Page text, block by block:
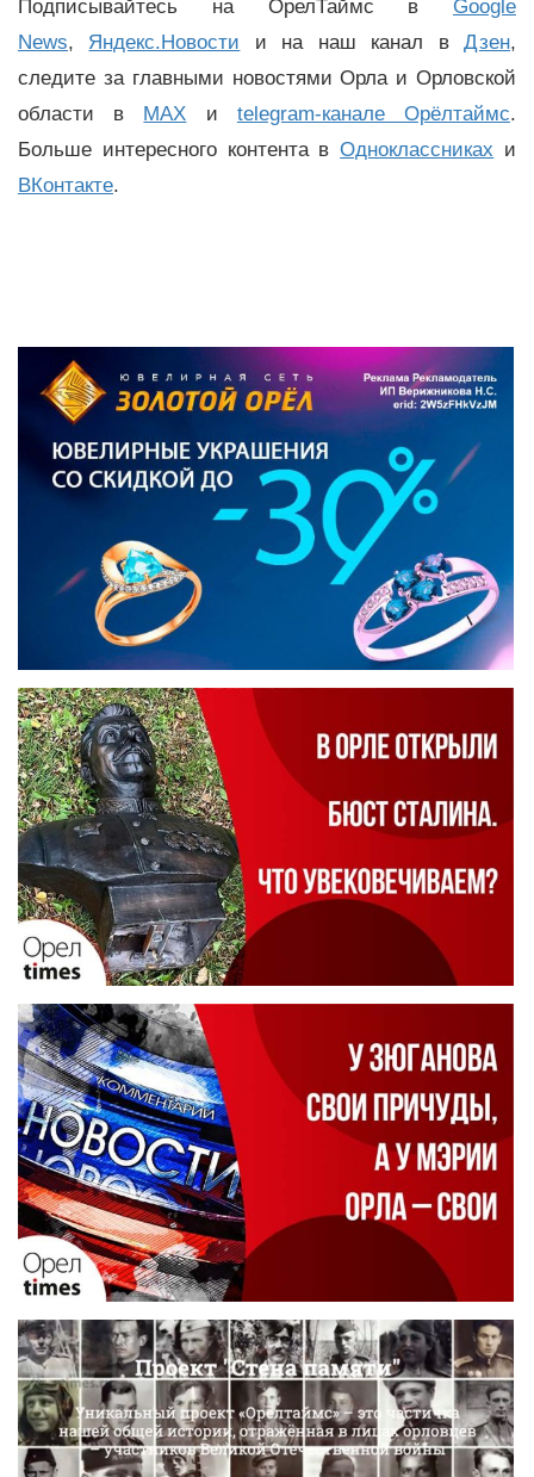
Подписывайтесь на ОрелТаймс в Google
News, Яндекс.Новости и на наш канал вДзен,
следите за главными новостями Орла и Орловской
области в MAX и telegram-канале Орёлтаймс.
Больше интересного контента вОдноклассниках и
ВКонтакте.